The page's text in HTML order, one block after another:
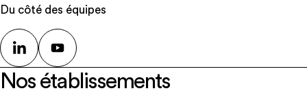
Du côté des équipes
Nos établissements